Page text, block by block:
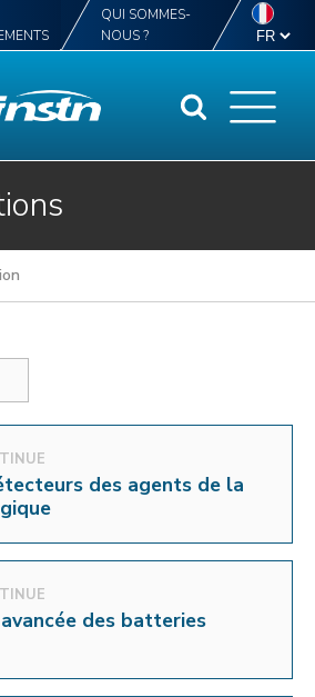
QUI SOMMES-
NOUS ?
des agents de la
des batteries